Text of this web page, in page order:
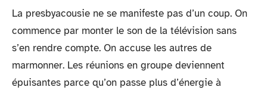
La presbyacousie ne se manifeste pas d’un coup. On
commence par monter le son de la télévision sans
s’en rendre compte. On accuse les autres de
marmonner. Les réunions en groupe deviennent
épuisantes parce qu’on passe plus d’énergie à